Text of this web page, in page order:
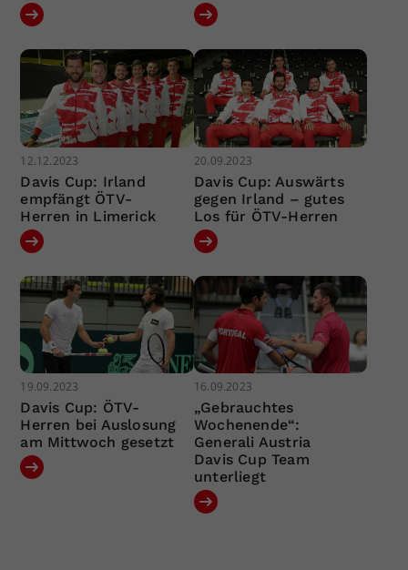
12.12.2023
Davis Cup: Irland
empfängt ÖTV-
Herren in Limerick
20.09.2023
Davis Cup: Auswärts
gegen Irland – gutes
Los für ÖTV-Herren
19.09.2023
Davis Cup: ÖTV-
Herren bei Auslosung
am Mittwoch gesetzt
16.09.2023
„Gebrauchtes
Wochenende“:
Generali Austria
Davis Cup Team
unterliegt